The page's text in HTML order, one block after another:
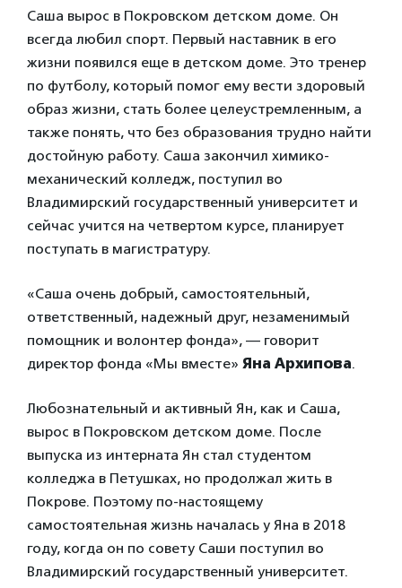
Саша вырос в Покровском детском доме. Он
всегда любил спорт. Первый наставник в его
жизни появился еще в детском доме. Это тренер
по футболу, который помог ему вести здоровый
образ жизни, стать более целеустремленным, а
также понять, что без образования трудно найти
достойную работу. Саша закончил химико-
механический колледж, поступил во
Владимирский государственный университет и
сейчас учится на четвертом курсе, планирует
поступать в магистратуру.
«Саша очень добрый, самостоятельный,
ответственный, надежный друг, незаменимый
помощник и волонтер фонда», — говорит
директор фонда «Мы вместе» Яна Архипова.
Любознательный и активный Ян, как и Саша,
вырос в Покровском детском доме. После
выпуска из интерната Ян стал студентом
колледжа в Петушках, но продолжал жить в
Покрове. Поэтому по-настоящему
самостоятельная жизнь началась у Яна в 2018
году, когда он по совету Саши поступил во
Владимирский государственный университет.